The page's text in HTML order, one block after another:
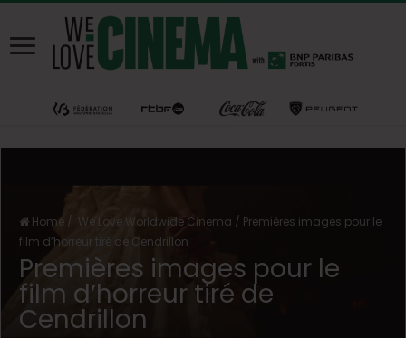
Home / We Love Worldwide Cinema / Premières images pour le
film d’horreur tiré de Cendrillon
Premières images pour le
film d’horreur tiré de
Cendrillon